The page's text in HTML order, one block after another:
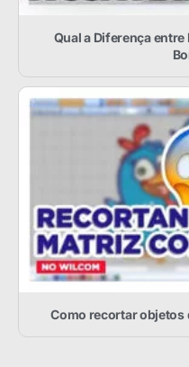
Qual a Diferença
Como recortar objetos